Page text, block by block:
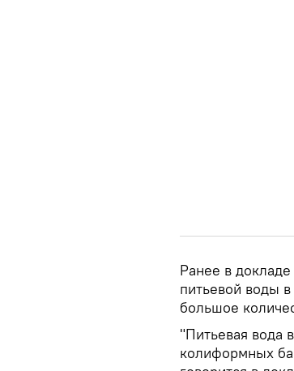
Ранее в
питьевой воды
большое
"Питьевая вода
колиформных